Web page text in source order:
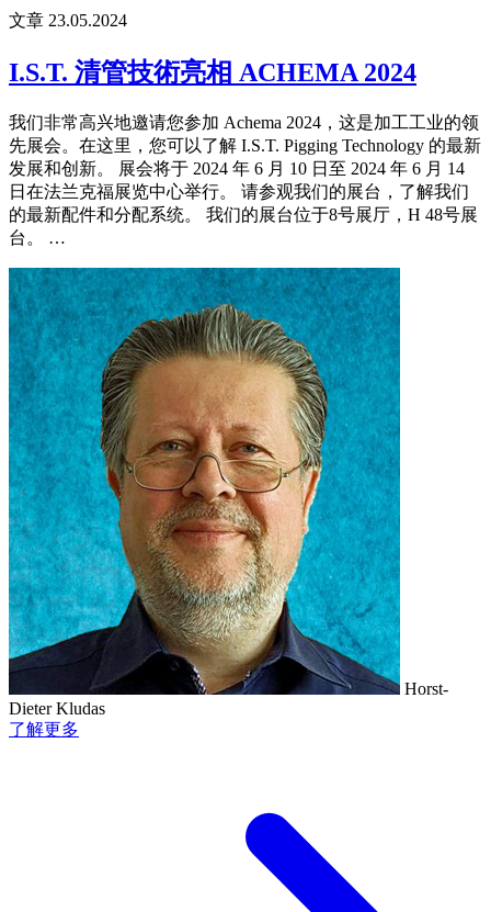
文章 23.05.2024
I.S.T. 清管技術亮相 ACHEMA 2024
我们非常高兴地邀请您参加 Achema 2024，这是加工工业的领
先展会。在这里，您可以了解 I.S.T. Pigging Technology 的最新
发展和创新。 展会将于 2024 年 6 月 10 日至 2024 年 6 月 14
日在法兰克福展览中心举行。 请参观我们的展台，了解我们
的最新配件和分配系统。 我们的展台位于8号展厅，H 48号展
台。 …
Horst-
Dieter Kludas
了解更多